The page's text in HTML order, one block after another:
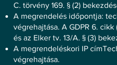
C. törvény 169. § (2)
A megrendelés időpontja:
végrehajtása. A GDPR 6. cikk
és az Elker tv. 13/A. § (3)
A megrendeléskori IP
végrehajtása.